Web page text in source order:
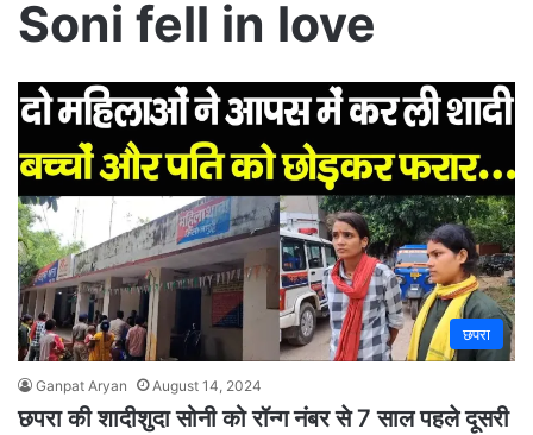
Soni fell in love
छपरा
Ganpat Aryan August 14, 2024
छपरा की शादीशुदा सोनी को रॉन्ग नंबर से 7 साल पहले दूसरी